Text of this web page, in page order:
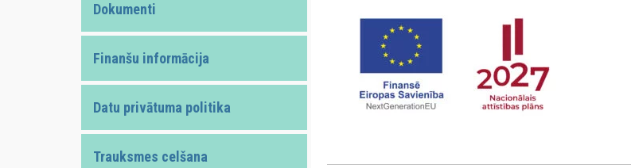
Dokumenti
Finanšu informācija
Datu privātuma politika
Trauksmes celšana